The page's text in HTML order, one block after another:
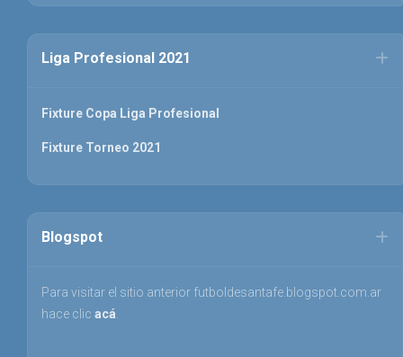
Liga Profesional 2021
Fixture Copa Liga Profesional
Fixture Torneo 2021
Blogspot
Para visitar el sitio anterior futboldesantafe.blogspot.com.ar
hace clic acá.